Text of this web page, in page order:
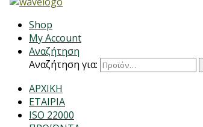
Shop
My Account
Αναζήτηση
Αναζήτηση για:
ΑΡΧΙΚΗ
ΕΤΑΙΡΙΑ
ISO 22000